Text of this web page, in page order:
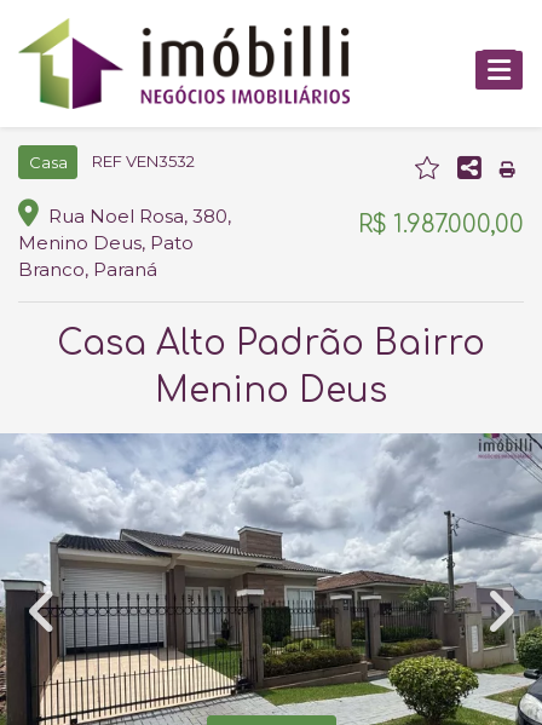
Casa REF VEN3532
Rua Noel Rosa, 380,
Menino Deus, Pato
Branco, Paraná
R$ 1.987.000,00
Casa Alto Padrão Bairro
Menino Deus